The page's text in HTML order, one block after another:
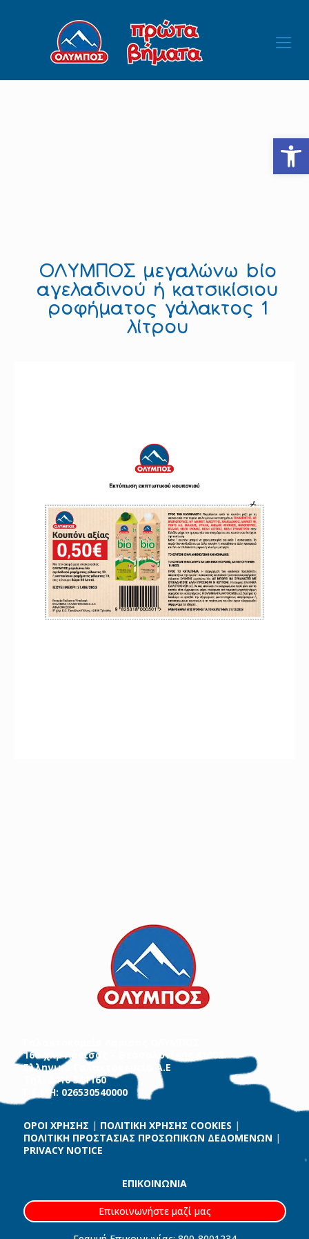
ΟΛΥΜΠΟΣ μεγαλώνω bio
αγελαδινού ή κατσικίσιου
ροφήματος γάλακτος 1
λίτρου
16ο χλμ Λάρισας – Θεσσαλονίκης 41002
Ελληνικά Γαλακτοκομεία Α.Ε
Τηλ. 2410 541160
Γ.Ε.ΜΗ: 026530540000
ΟΡΟΙ ΧΡΗΣΗΣ | ΠΟΛΙΤΙΚΗ ΧΡΗΣΗΣ COOKIES |
ΠΟΛΙΤΙΚΗ ΠΡΟΣΤΑΣΙΑΣ ΠΡΟΣΩΠΙΚΩΝ ΔΕΔΟΜΕΝΩΝ |
PRIVACY NOTICE
ΕΠΙΚΟΙΝΩΝΙΑ
Επικοινωνήστε μαζί μας